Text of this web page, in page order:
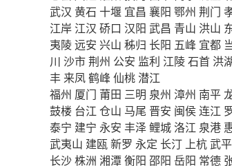
武汉 黄石 十堰 宜昌 襄阳 鄂州 荆门
江岸 江汉 硚口 汉阳 武昌 青山 洪山
夷陵远安 兴山 秭归 长阳 五峰 宜都
川 沙市荆州 公安 监利 江陵石首 洪
丰 来凤鹤峰 仙桃潜江
福州 厦门 莆田 三明 泉州 漳州 南平
鼓楼 台江 仓山 马尾 晋安 闽侯连江
泰宁 建宁 永安 丰泽鲤城洛江 泉港
武夷山 建瓯新罗 永定 长汀 上杭武平
长沙株洲 湘潭衡阳 邵阳 岳阳 常德